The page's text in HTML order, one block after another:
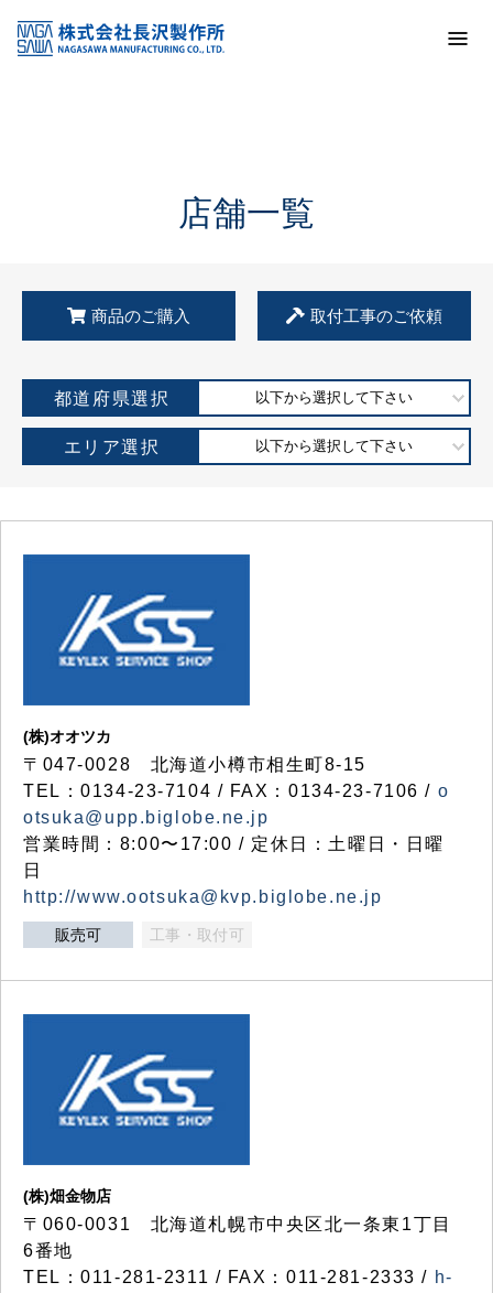
KSS加盟店・取扱店情報
店舗一覧
店舗一覧
商品のご購入 取付工事のご依頼
都道府県選択 以下から選択して下さい
エリア選択 以下から選択して下さい
(株)オオツカ
〒047-0028 北海道小樽市相生町8-15
TEL：0134-23-7104 / FAX：0134-23-7106 / o
otsuka@upp.biglobe.ne.jp
営業時間：8:00〜17:00 / 定休日：土曜日・日曜
日
http://www.ootsuka@kvp.biglobe.ne.jp
販売可 工事・取付可
(株)畑金物店
〒060-0031 北海道札幌市中央区北一条東1丁目
6番地
TEL：011-281-2311 / FAX：011-281-2333 / h-